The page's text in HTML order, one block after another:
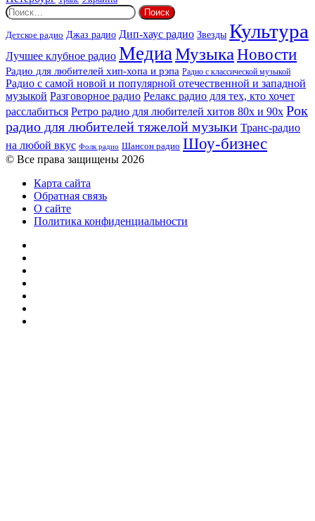
Найти:
Детское радио Джаз радио Дип-хаус радио Звезды Культура
Лучшее клубное радио МедиаМузыкаНовости
Радио для любителей хип-хопа и рэпа Радио с классической музыкой
Радио с самой новой и популярной отечественной и западной
музыкой Разговорное радио Релакс радио для тех, кто хочет
расслабиться Ретро радио для любителей хитов 80х и 90х Рок
радио для любителей тяжелой музыки Транс-радио
на любой вкус Фолк радио Шансон радио Шоу-бизнес
© Все права защищены 2026
Карта сайта
Обратная связь
О сайте
Политика конфиденциальности